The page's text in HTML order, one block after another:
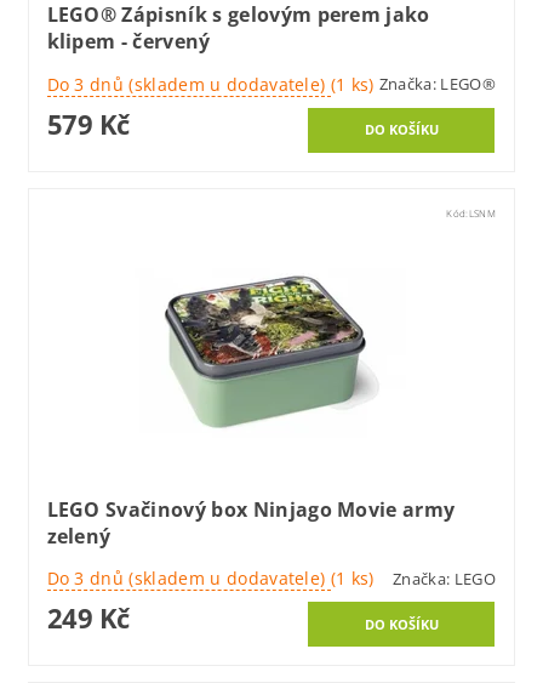
LEGO® Zápisník s gelovým perem jako
klipem - červený
Do 3 dnů (skladem u dodavatele) (1 ks) Značka: LEGO®
579 Kč
Kód: LSNM
LEGO Svačinový box Ninjago Movie army
zelený
Do 3 dnů (skladem u dodavatele) (1 ks) Značka: LEGO
249 Kč